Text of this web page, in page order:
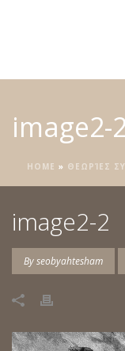
image2-
HOME » ΘΕΩΡΊΕΣ
image2-2
Byseobyahtesham